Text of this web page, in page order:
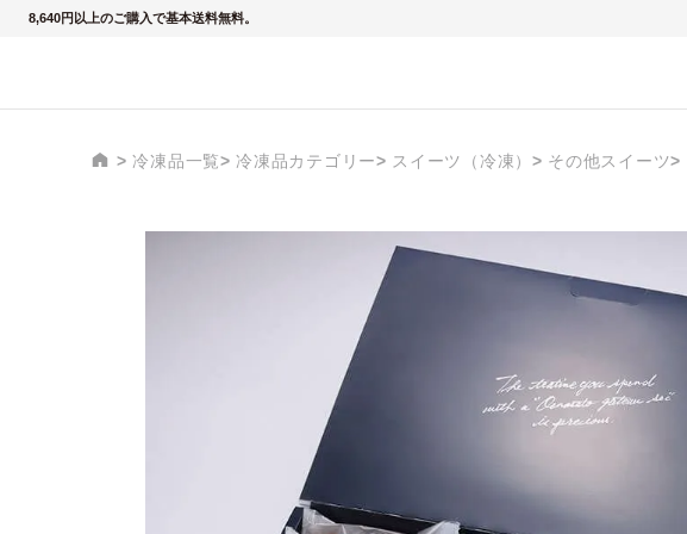
8,640円以上のご購入で基本送料無料。
冷凍品一覧 冷凍品カテゴリー スイーツ（冷凍） その他スイーツ